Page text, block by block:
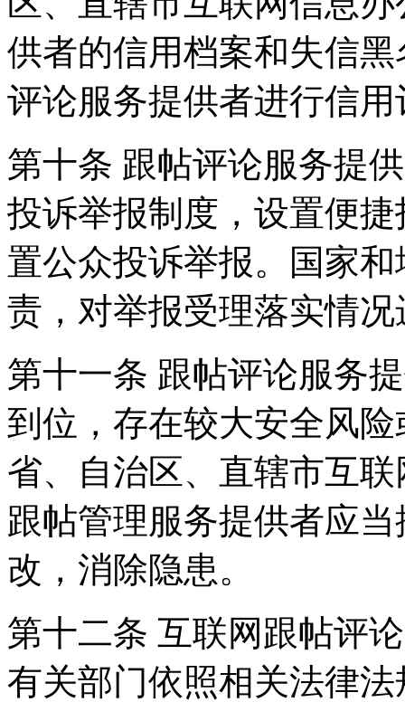
供者的信用档案和失信
评论服务提供者进行信用
第十条 跟帖评论服务提
投诉举报制度，设置便
置公众投诉举报。国家
责，对举报受理落实情
第十一条 跟帖评论服务
到位，存在较大安全风
省、自治区、直辖市互
跟帖管理服务提供者应
改，消除隐患。
第十二条 互联网跟帖评
有关部门依照相关法律